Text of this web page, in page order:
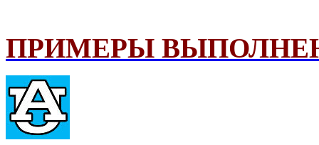
ПРИМЕРЫ